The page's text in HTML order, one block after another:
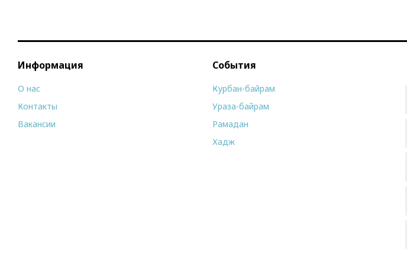
Информация
О нас
Контакты
Вакансии
События
Курбан-байрам
Ураза-байрам
Рамадан
Хадж